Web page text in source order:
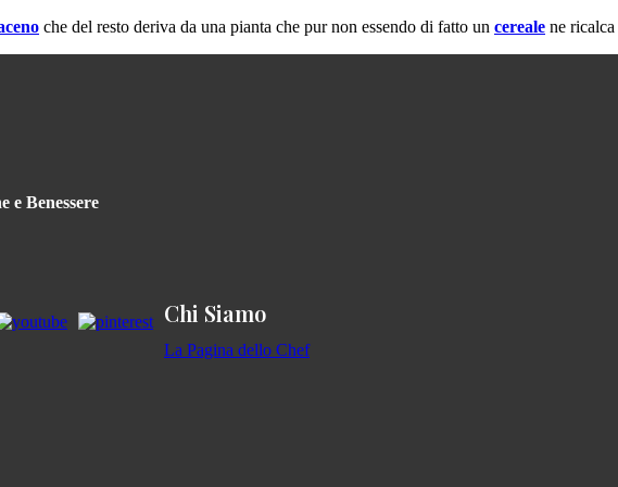
che del resto deriva da una pianta che pur non essendo di fatto un cereale ne
e Benessere
Chi Siamo
La Pagina dello Chef